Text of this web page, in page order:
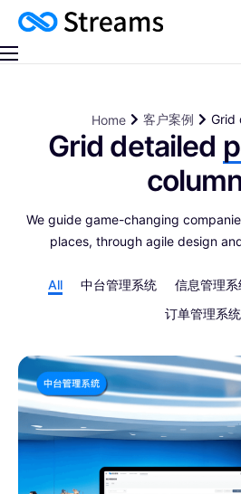
Home 客户案例 Grid
Grid detailed
We guide game-changing
places, through agile design
All 中台管理系统 信息管理系
订单管理系统